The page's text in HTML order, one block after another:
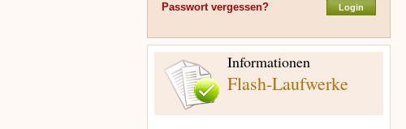
Passwort vergessen?
Informationen
Flash-Laufwerke